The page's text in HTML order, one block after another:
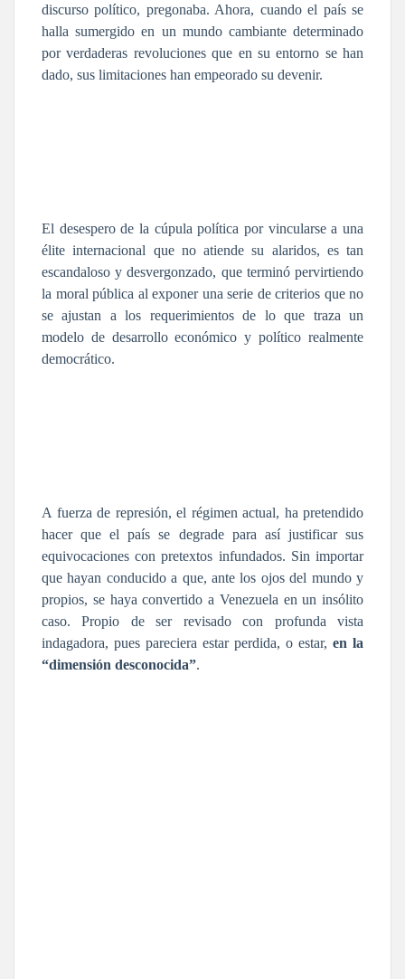
discurso político, pregonaba. Ahora, cuando el país se
halla sumergido en un mundo cambiante determinado
por verdaderas revoluciones que en su entorno se han
dado, sus limitaciones han empeorado su devenir.
El desespero de la cúpula política por vincularse a una
élite internacional que no atiende su alaridos, es tan
escandaloso y desvergonzado, que terminó pervirtiendo
la moral pública al exponer una serie de criterios que no
se ajustan a los requerimientos de lo que traza un
modelo de desarrollo económico y político realmente
democrático.
A fuerza de represión, el régimen actual, ha pretendido
hacer que el país se degrade para así justificar sus
equivocaciones con pretextos infundados. Sin importar
que hayan conducido a que, ante los ojos del mundo y
propios, se haya convertido a Venezuela en un insólito
caso. Propio de ser revisado con profunda vista
indagadora, pues pareciera estar perdida, o estar, en la
“dimensión desconocida”.